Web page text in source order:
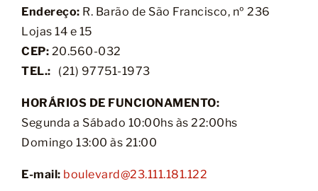
Endereço: R. Barão de São Francisco, nº 236
Lojas 14 e 15
CEP: 20.560-032
TEL.:
(21) 97751-1973
HORÁRIOS DE FUNCIONAMENTO:
Segunda a Sábado 10:00hs às 22:00hs
Domingo 13:00 às 21:00
E-mail: boulevard@23.111.181.122